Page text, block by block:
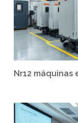
Nr12 máquinas